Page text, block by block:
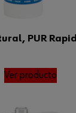
PUR Rapid
Ver producto